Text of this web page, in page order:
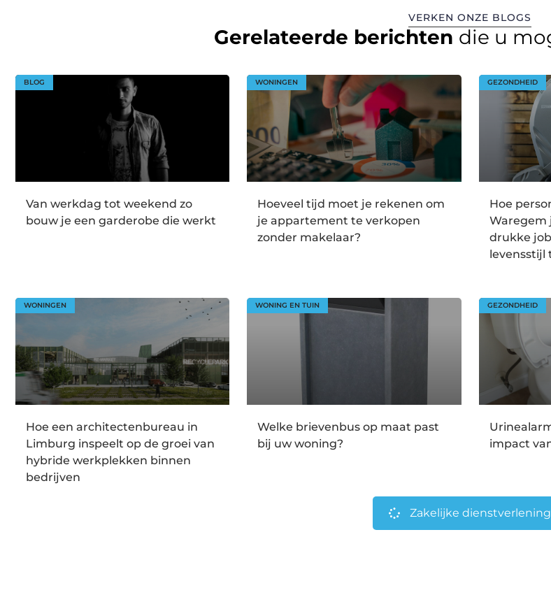
VERKEN ONZE BLOGS
Gerelateerde berichten die u
BLOG
Van werkdag tot weekend zo
bouw je een garderobe die werkt
WONINGEN
Hoeveel tijd moet je rekenen om
je appartement te verkopen
zonder makelaar?
GEZONDHEID
Hoe
Waregem
drukke
levensstijl
WONINGEN
Hoe een architectenbureau in
Limburg inspeelt op de groei van
hybride werkplekken binnen
bedrijven
WONING EN TUIN
Welke brievenbus op maat past
bij uw woning?
GEZONDHEID
impact
Zakelijke dienstverlening